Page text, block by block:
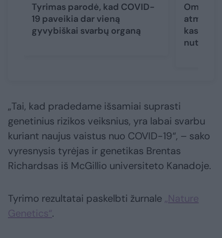
Tyrimas parodė, kad COVID-
19 paveikia dar vieną
gyvybiškai svarbų organą
kas su
nutikti
„Tai, kad pradedame išsamiai suprasti
genetinius rizikos veiksnius, yra labai svarbu
kuriant naujus vaistus nuo COVID-19“, – sako
vyresnysis tyrėjas ir genetikas Brentas
Richardsas iš McGillio universiteto Kanadoje.
Tyrimo rezultatai paskelbti žurnale „Nature
Genetics“.